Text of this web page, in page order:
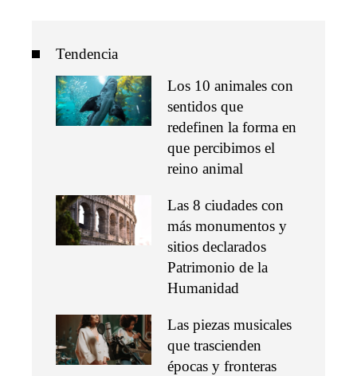
Tendencia
Los 10 animales con
sentidos que
redefinen la forma en
que percibimos el
reino animal
Las 8 ciudades con
más monumentos y
sitios declarados
Patrimonio de la
Humanidad
Las piezas musicales
que trascienden
épocas y fronteras